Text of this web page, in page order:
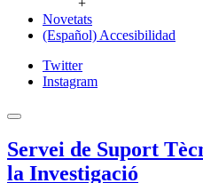
+
Novetats
(Español) Accesibilidad
Twitter
Instagram
Servei de Suport
la Investigació